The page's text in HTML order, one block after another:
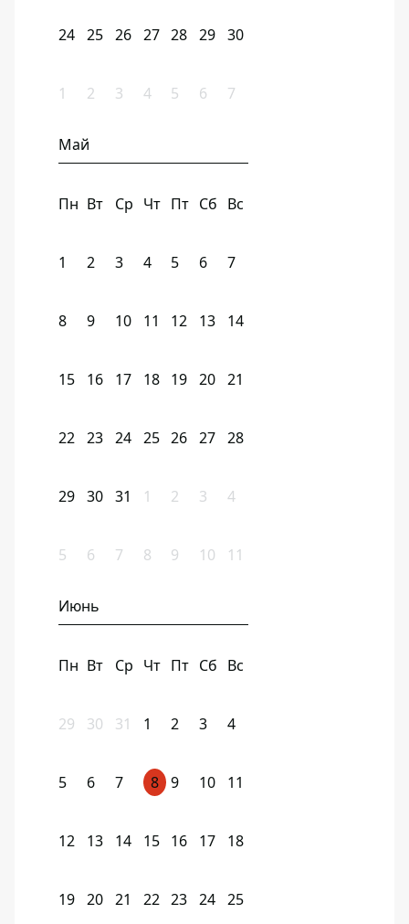
24 25 26 27 28 29 30
1 2 3 4 5 6 7
Май
Пн Вт Ср Чт Пт Сб Вс
1 2 3 4 5 6 7
8 9 10 11 12 13 14
15 16 17 18 19 20 21
22 23 24 25 26 27 28
29 30 31 1 2 3 4
5 6 7 8 9 10 11
Июнь
Пн Вт Ср Чт Пт Сб Вс
29 30 31 1 2 3 4
5 6 7 8 9 10 11
12 13 14 15 16 17 18
19 20 21 22 23 24 25